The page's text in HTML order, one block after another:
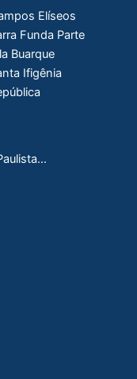
Elíseos
Funda Parte
Buarque
Ifigênia